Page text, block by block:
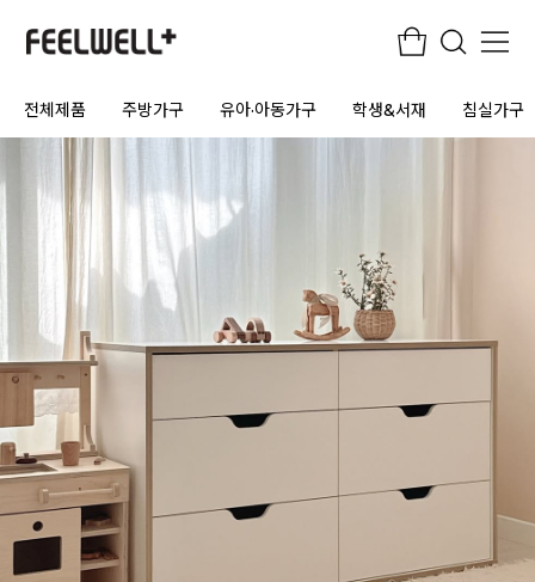
전체제품 주방가구 유아·아동가구 학생&서재 침실가구